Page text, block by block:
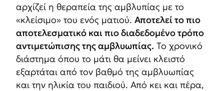
αρχίζεί η θεραπεία της αμβλυπίας με το
«κλείσιμο» του ενός ματιού. Αποτελεί το πιο
αποτελεσματικό και πιο διαδεδομένο τρόπο
αντιμετώπισης της αμβλυωπίας. Το χρονικό
διάστημα όπου το μάτι θα μείνει κλειστό
εξαρτάται από τον βαθμό της αμβλυωπίας
και την ηλικία του παιδιού. Από κει και πέρα,